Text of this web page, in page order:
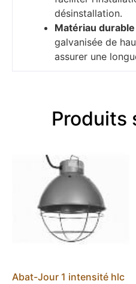
désinstallation.
Matériau durable
galvanisée de
assurer une
Produits
Abat-Jour 1 intensité hlc